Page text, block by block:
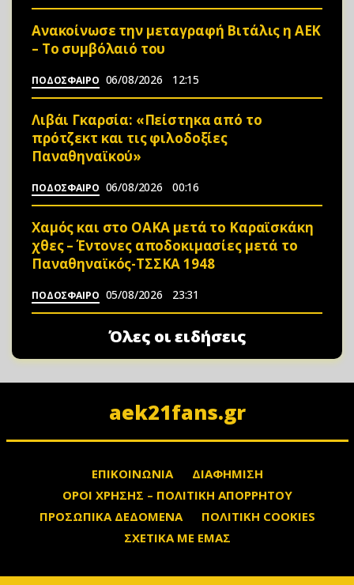
Ανακοίνωσε την μεταγραφή Βιτάλις η ΑΕΚ
– Το συμβόλαιό του
ΠΟΔΟΣΦΑΙΡΟ 06/08/2026 12:15
Λιβάι Γκαρσία: «Πείστηκα από το
πρότζεκτ και τις φιλοδοξίες
Παναθηναϊκού»
ΠΟΔΟΣΦΑΙΡΟ 06/08/2026 00:16
Χαμός και στο ΟΑΚΑ μετά το Καραϊσκάκη
χθες – Έντονες αποδοκιμασίες μετά το
Παναθηναϊκός-ΤΣΣΚΑ 1948
ΠΟΔΟΣΦΑΙΡΟ 05/08/2026 23:31
Όλες οι ειδήσεις
aek21fans.gr
ΕΠΙΚΟΙΝΩΝΙΑ
ΔΙΑΦΗΜΙΣΗ
ΟΡΟΙ ΧΡΗΣΗΣ – ΠΟΛΙΤΙΚΗ ΑΠΟΡΡΗΤΟΥ
ΠΡΟΣΩΠΙΚΑ ΔΕΔΟΜΕΝΑ
ΠΟΛΙΤΙΚΗ COOKIES
ΣΧΕΤΙΚΑ ΜΕ ΕΜΑΣ